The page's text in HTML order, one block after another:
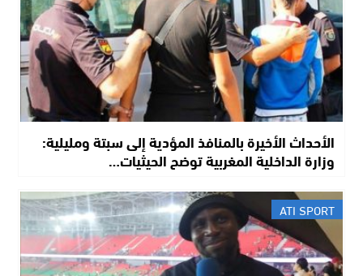
الأحداث الأخيرة بالمنافذ المؤدية إلى سبتة ومليلية:
وزارة الداخلية المغربية توضح الحيثيات…
ATI SPORT